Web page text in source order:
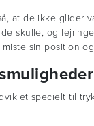
at de ikke glider
skulle, og
sin position
specielt til